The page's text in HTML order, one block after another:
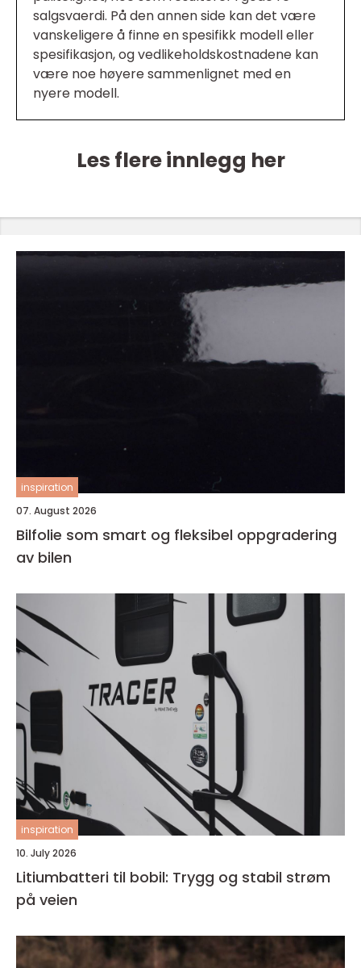
salgsvaerdi. På den annen side kan det være
vanskeligere å finne en spesifikk modell eller
spesifikasjon, og vedlikeholdskostnadene kan
være noe høyere sammenlignet med en
nyere modell.
Les flere innlegg her
inspiration
07. August 2026
Bilfolie som smart og fleksibel oppgradering
av bilen
inspiration
10. July 2026
Litiumbatteri til bobil: Trygg og stabil strøm
på veien